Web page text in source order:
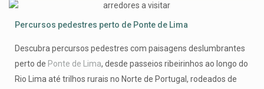
Percursos pedestres perto de Ponte de Lima
Descubra percursos pedestres com paisagens deslumbrantes
perto de Ponte de Lima, desde passeios ribeirinhos ao longo do
Rio Lima até trilhos rurais no Norte de Portugal, rodeados de